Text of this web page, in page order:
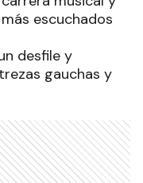
escuchados
desfile y
gauchas y